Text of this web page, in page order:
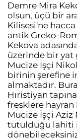
Demre Mira
olsun, üçü bir
Kilisesi'ne
antik Greko-
Kekova
üzerinde bir yat
Mucize İşçi
birinin şerefine
almaktadır.
Hıristiyan
fresklere hayran
Mucize İşçi Aziz
tutulduğu lahiti